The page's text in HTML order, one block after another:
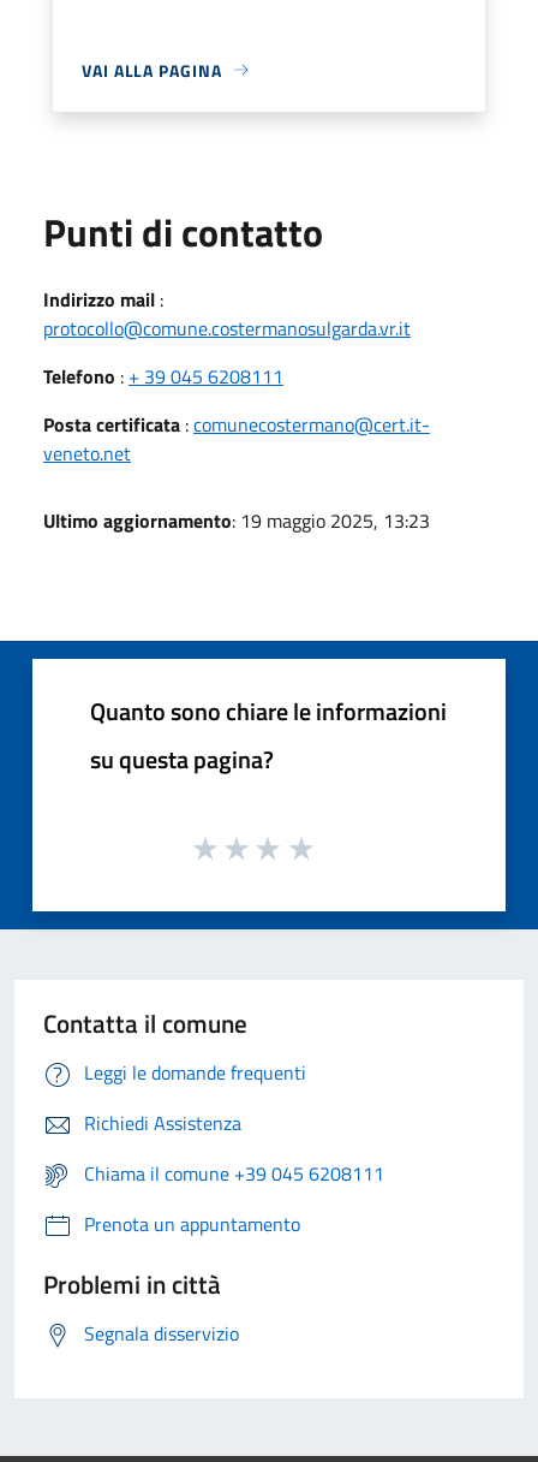
VAI ALLA PAGINA
Punti di contatto
Indirizzo mail :
protocollo@comune.costermanosulgarda.vr.it
Telefono : + 39 045 6208111
Posta certificata :comunecostermano@cert.it-
veneto.net
Ultimo aggiornamento: 19 maggio 2025, 13:23
Quanto sono chiare le informazioni
su questa pagina?
Contatta il comune
Leggi le domande frequenti
Richiedi Assistenza
Chiama il comune +39 045 6208111
Prenota un appuntamento
Problemi in città
Segnala disservizio